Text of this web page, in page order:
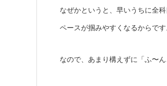
なぜかというと、早いうちに全
ペースが掴みやすくなるからです
なので、あまり構えずに「ふ〜